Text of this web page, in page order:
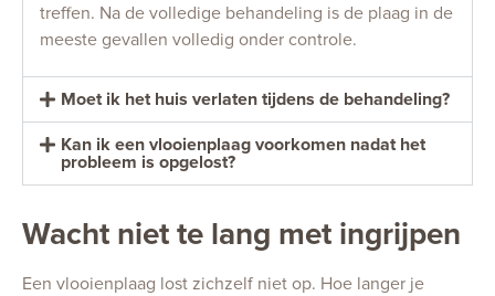
treffen. Na de volledige behandeling is de plaag in de
meeste gevallen volledig onder controle.
Moet ik het huis verlaten tijdens de behandeling?
Kan ik een vlooienplaag voorkomen nadat het
probleem is opgelost?
Wacht niet te lang met ingrijpen
Een vlooienplaag lost zichzelf niet op. Hoe langer je